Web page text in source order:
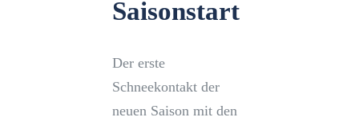
Saisonstart
Der erste
Schneekontakt der
neuen Saison mit den